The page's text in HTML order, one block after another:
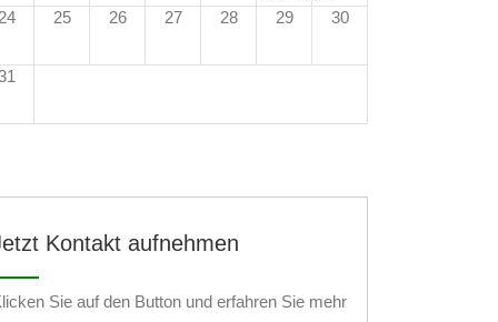
25 26 27 28 29 30
Kontakt aufnehmen
Sie auf den Button und erfahren Sie mehr